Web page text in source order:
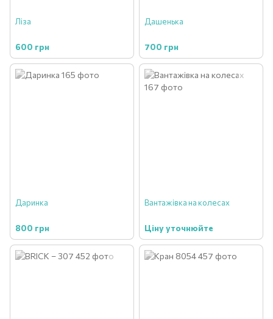
Ліза
600 грн
Дашенька
700 грн
Даринка
800 грн
Вантажівка на колесах
Ціну уточнюйте